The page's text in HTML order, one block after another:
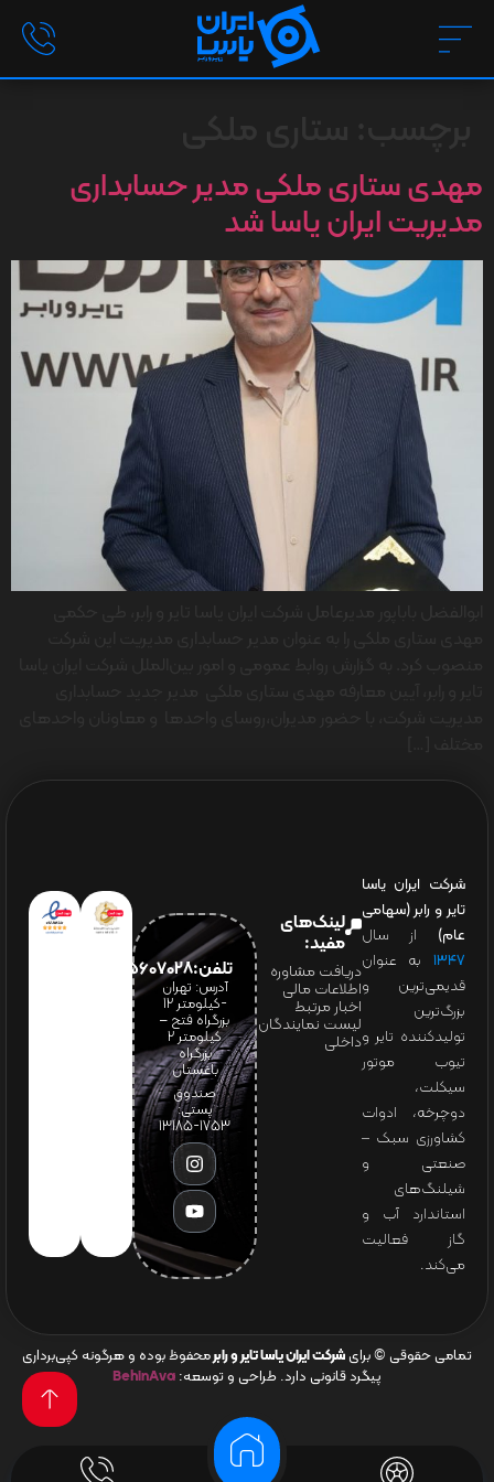
مهدی ستاری ملکی مدیر حسابداری
مديريت ایران یاسا شد
شرکت ایران یاسا
تایر و رابر (سهامی
عام) از سال
۱۳۴۷ به عنوان
قدیمی‌ترین و
بزرگ‌ترین
تولیدکننده تایر و
تیوب موتور
سیکلت،
دوچرخه، ادوات
کشاورزی سبک –
صنعتی و
شیلنگ‌های
استاندارد آب و
گاز فعالیت
می‌کند.
لینک‌های
مفید:
دریافت مشاوره
اطلاعات مالی
اخبار مرتبط
لیست نمایندگان
داخلی
تلفن:65607028(021)
آدرس: تهران
-کیلومتر 12
بزرگراه فتح –
کیلومتر ۲
بزرگراه
باغستان
صندوق
پستی:
1753-13185
تمامی حقوقی © برای شرکت ایران یاسا تایر و رابرمحفوظ بوده و هرگونه کپی‌برداری
پیگرد قانونی دارد. طراحی و توسعه: BehinAva